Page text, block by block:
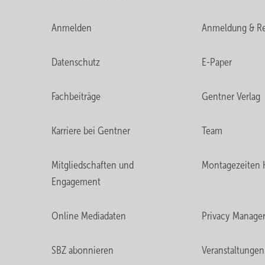
Anmelden Anmeldung &
Datenschutz E-Paper
Fachbeiträge Gentner Verlag
Karriere bei Gentner Team
Mitgliedschaften und
Engagement
Montagezeiten
Online Mediadaten Privacy Manager
SBZ abonnieren